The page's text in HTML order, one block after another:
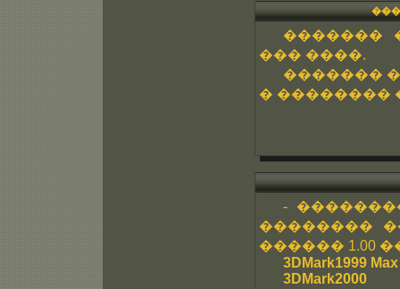
�������
��� ����.
�������
� ��������
-
��������
������ 1.00
3DMark1999 Max
3DMark2000